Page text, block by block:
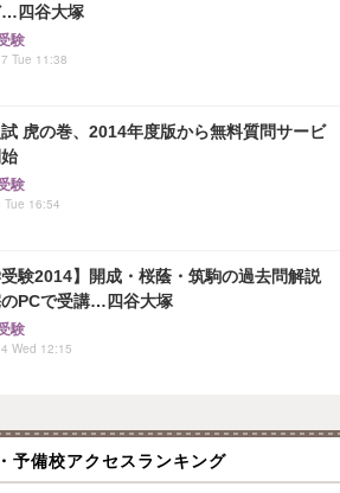
…四谷大塚
験
Tue 11:38
虎の巻、2014年度版から無料質問サービ
験
16:54
受験2014】開成・桜蔭・筑駒の過去問解説
PCで受講…四谷大塚
験
Wed 12:15
予備校アクセスランキング